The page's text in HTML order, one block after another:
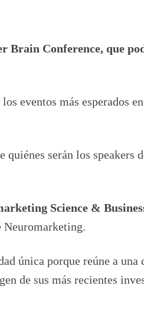
Brain Conference, que
eventos más esperados
quiénes serán los speakers
Science &
Neuromarketing.
única porque reúne a una
de sus más recientes